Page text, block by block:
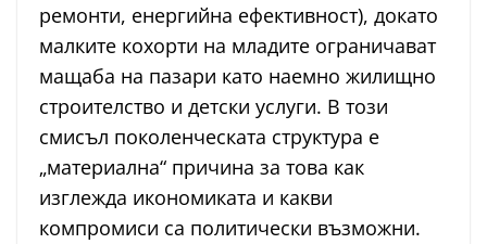
ремонти, енергийна ефективност), докато
малките кохорти на младите ограничават
мащаба на пазари като наемно жилищно
строителство и детски услуги. В този
смисъл поколенческата структура е
„материална“ причина за това как
изглежда икономиката и какви
компромиси са политически възможни.